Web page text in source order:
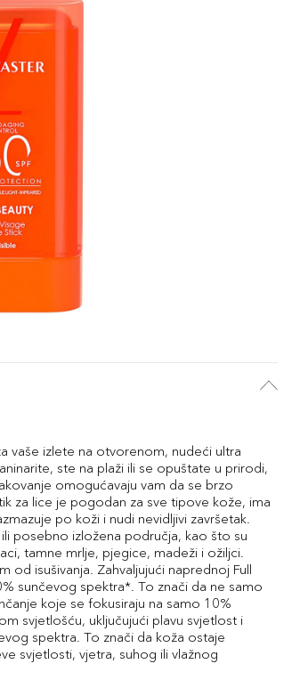
vaše izlete na otvorenom, nudeći ultra
ste na plaži ili se opuštate u prirodi,
omogućavaju vam da se brzo
za lice je pogodan za sve tipove kože, ima
po koži i nudi nevidljivi završetak.
posebno izložena područja, kao što su
tamne mrlje, pjegice, madeži i ožiljci.
isušivanja. Zahvaljujući naprednoj Full
sunčevog spektra*. To znači da ne samo
koje se fokusiraju na samo 10%
svjetlošću, uključujući plavu svjetlost i
spektra. To znači da koža ostaje
svjetlosti, vjetra, suhog ili vlažnog